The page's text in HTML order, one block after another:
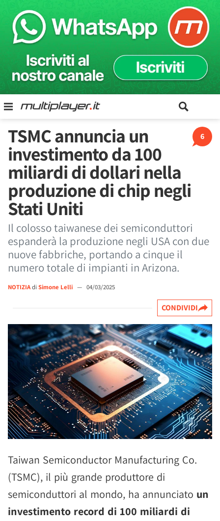
6
TSMC annuncia un
investimento da 100
miliardi di dollari nella
produzione di chip negli
Stati Uniti
Il colosso taiwanese dei semiconduttori
espanderà la produzione negli USA con due
nuove fabbriche, portando a cinque il
numero totale di impianti in Arizona.
NOTIZIAdi Simone Lelli — 04/03/2025
CONDIVIDI
Taiwan Semiconductor Manufacturing Co.
(TSMC), il più grande produttore di
semiconduttori al mondo, ha annunciato un
investimento record di 100 miliardi di